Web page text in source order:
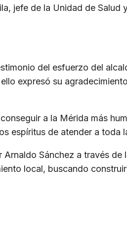
jefe de la Unidad de Salud
del esfuerzo del
expresó su
a la Mérida más
espíritus de atender a toda
Sánchez a través de
local, buscando